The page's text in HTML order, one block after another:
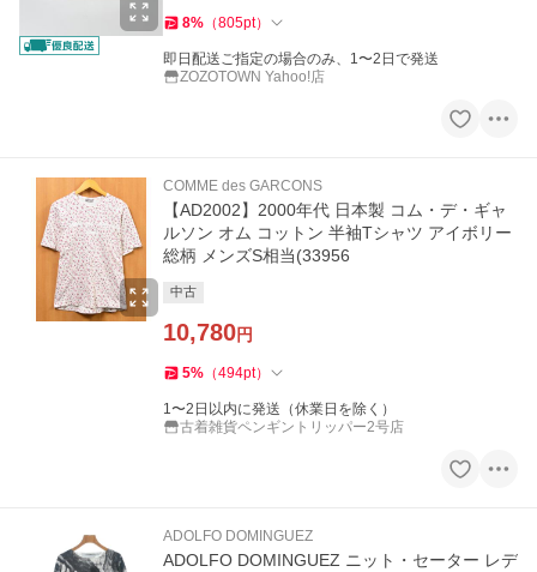
8% （805pt）
即日配送ご指定の場合のみ、1〜2日で発送
ZOZOTOWN Yahoo!店
COMME des GARCONS
【AD2002】2000年代 日本製 コム・デ・ギャ
ルソン オム コットン 半袖Tシャツ アイボリー
総柄 メンズS相当(33956
中古
10,780円
5% （494pt）
1〜2日以内に発送（休業日を除く）
古着雑貨ペンギントリッパー2号店
ADOLFO DOMINGUEZ
ADOLFO DOMINGUEZ ニット・セーター レデ